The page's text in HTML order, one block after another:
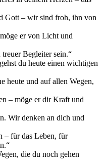
Gott – wir sind froh, ihn von
er von Licht und
Begleiter sein.“
du heute einen wichtigen
heute und auf allen Wegen,
– möge er dir Kraft und
Wir denken an dich und
– für das Leben, für
die du noch gehen